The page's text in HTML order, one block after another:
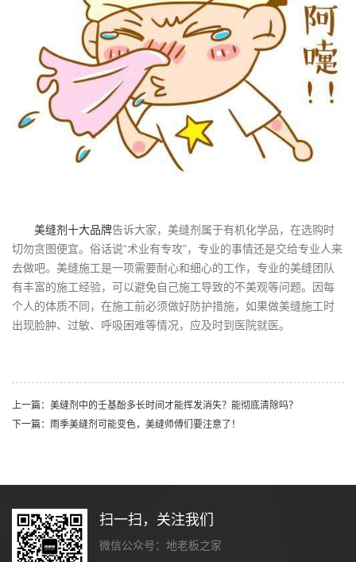
美缝剂十大品牌告诉大家，美缝剂属于有机化学品，在选购时
切勿贪图便宜。俗话说“术业有专攻”，专业的事情还是交给专业人来
去做吧。美缝施工是一项需要耐心和细心的工作，专业的美缝团队
有丰富的施工经验，可以避免自己施工导致的不美观等问题。因每
个人的体质不同，在施工前必须做好防护措施，如果做美缝施工时
出现脸肿、过敏、呼吸困难等情况，应及时到医院就医。
上一篇：美缝剂中的壬基酚多长时间才能挥发消失？能彻底清除吗？
下一篇：雨季美缝剂可能变色，美缝师傅们要注意了！
扫一扫，关注我们
微信公众号：地老板之家